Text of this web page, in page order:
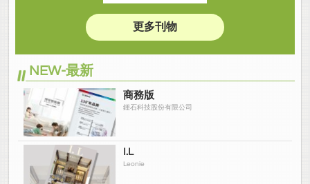
更多刊物
NEW-最新
商務版
鍾石科技股份有限公司
I.L
Leonie